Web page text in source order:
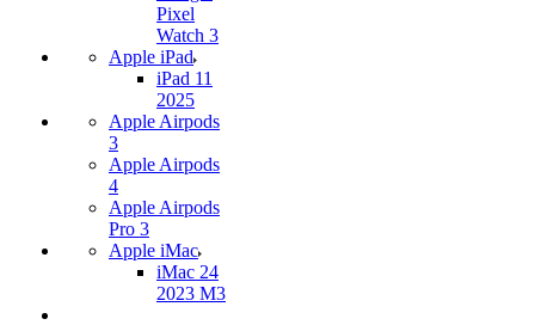
Pixel
Watch 3
Apple iPad
iPad 11
2025
Apple Airpods
3
Apple Airpods
4
Apple Airpods
Pro 3
Apple iMac
iMac 24
2023 M3